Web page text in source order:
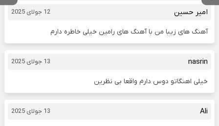
امیر حسین 12 جولای 2025
آهنگ های زیبا من با آهنگ های رامین خیلی خاطره دارم
nasrin 13 جولای 2025
خیلی اهنگاتو دوس دارم واقعا بی نظرین
Ali 13 جولای 2025